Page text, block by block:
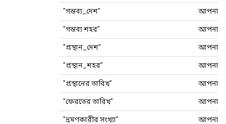
"গন্তব্য_দেশ" আপনার
"গন্তব্য শহর" আপনার
"প্রস্থান_দেশ" আপনার
"প্রস্থান_শহর" আপনার
"প্রস্থানের তারিখ" আপনার
"ফেরতের তারিখ" আপনার
"ভ্রমণকারীর সংখ্যা" আপনার